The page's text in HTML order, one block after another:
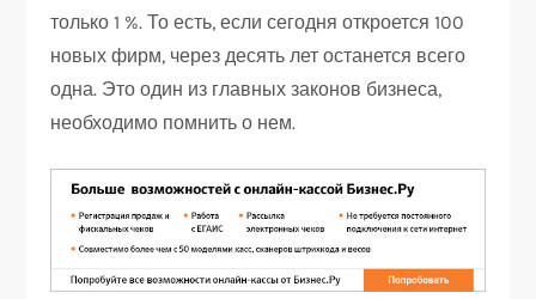
только 1 %. То есть, если сегодня откроется 100
новых фирм, через десять лет останется всего
одна. Это один из главных законов бизнеса,
необходимо помнить о нем.